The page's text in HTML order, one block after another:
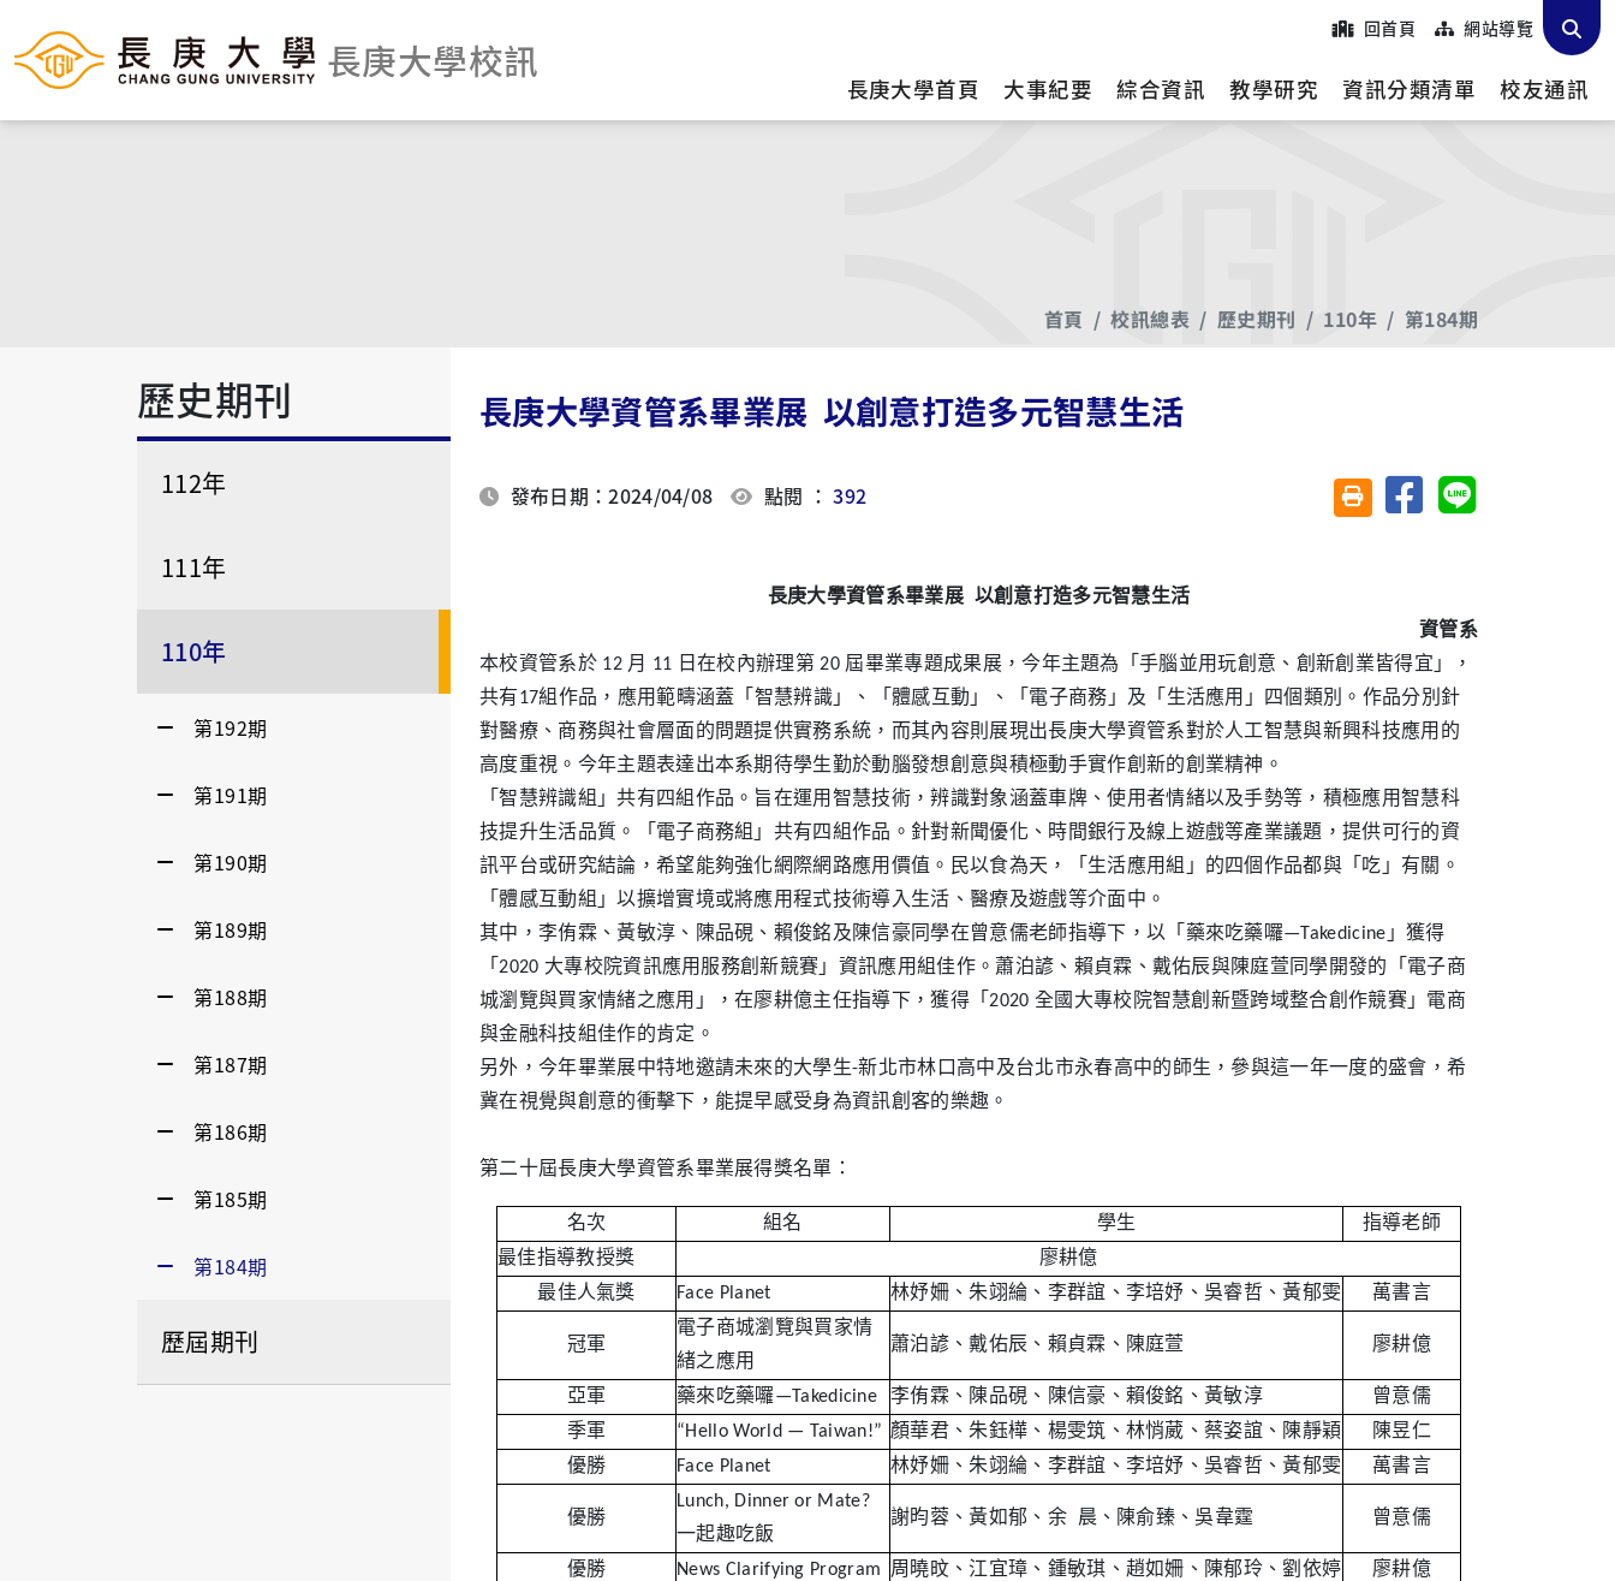
長庚大學校訊
回首頁 網站導覽
長庚大學首頁 大事紀要 綜合資訊 教學研究 資訊分類清單 校友通訊
首頁 校訊總表 歷史期刊 110年 第184期
歷史期刊
112年
111年
110年
第192期
第191期
第190期
第189期
第188期
第187期
第186期
第185期
第184期
歷屆期刊
​​​​​​​長庚大學資管系畢業展 以創意打造多元智慧生活
發布日期：2024/04/08 點閱 ：392 友善列印(另開視窗)
分享至臉書分享至 Line
長庚大學資管系畢業展 以創意打造多元智慧生活
資管系
本校資管系於 12 月 11 日在校內辦理第 20 屆畢業專題成果展，今年主題為「手腦並用玩創意、創新創業皆得宜」，
共有17組作品，應用範疇涵蓋「智慧辨識」、「體感互動」、「電子商務」及「生活應用」四個類別。作品分別針
對醫療、商務與社會層面的問題提供實務系統，而其內容則展現出長庚大學資管系對於人工智慧與新興科技應用的
高度重視。今年主題表達出本系期待學生勤於動腦發想創意與積極動手實作創新的創業精神。
「智慧辨識組」共有四組作品。旨在運用智慧技術，辨識對象涵蓋車牌、使用者情緒以及手勢等，積極應用智慧科
技提升生活品質。「電子商務組」共有四組作品。針對新聞優化、時間銀行及線上遊戲等產業議題，提供可行的資
訊平台或研究結論，希望能夠強化網際網路應用價值。民以食為天，「生活應用組」的四個作品都與「吃」有關。
「體感互動組」以擴增實境或將應用程式技術導入生活、醫療及遊戲等介面中。
其中，李侑霖、黃敏淳、陳品硯、賴俊銘及陳信豪同學在曾意儒老師指導下，以「藥來吃藥囉—Takedicine」獲得
「2020 大專校院資訊應用服務創新競賽」資訊應用組佳作。蕭泊諺、賴貞霖、戴佑辰與陳庭萱同學開發的「電子商
城瀏覽與買家情緒之應用」，在廖耕億主任指導下，獲得「2020 全國大專校院智慧創新暨跨域整合創作競賽」電商
與金融科技組佳作的肯定。
另外，今年畢業展中特地邀請未來的大學生-新北市林口高中及台北市永春高中的師生，參與這一年一度的盛會，希
冀在視覺與創意的衝擊下，能提早感受身為資訊創客的樂趣。
第二十屆長庚大學資管系畢業展得獎名單：
名次 組名 學生
指導老師
最佳指導教授獎
廖耕億
最佳人氣獎
Face Planet 林妤姍、朱翊綸、李群誼、李培妤、吳睿哲、黃郁雯 萬書言
冠軍
電子商城瀏覽與買家情
緒之應用
蕭泊諺、戴佑辰、賴貞霖、陳庭萱 廖耕億
亞軍 藥來吃藥囉—Takedicine 李侑霖、陳品硯、陳信豪、賴俊銘、黃敏淳
曾意儒
季軍
“Hello World — Taiwan!” 顏華君、朱鈺樺、楊雯筑、林悄葳、蔡姿誼、陳靜穎
陳昱仁
優勝
Face Planet 林妤姍、朱翊綸、李群誼、李培妤、吳睿哲、黃郁雯 萬書言
優勝
Lunch, Dinner or Mate?
一起趣吃飯
謝昀蓉、黃如郁、余 晨、陳俞臻、吳韋霆 曾意儒
優勝 News Clarifying Program 周曉旼、江宜璋、鍾敏琪、趙如姍、陳郁玲、劉依婷 廖耕億